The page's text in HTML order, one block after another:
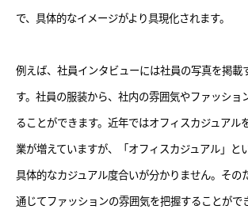
で、具体的なイメージがより具現化されます。
例えば、社員インタビューには社員の写真を掲載
す。社員の服装から、社内の雰囲気やファッショ
ることができます。近年ではオフィスカジュアル
業が増えていますが、「オフィスカジュアル」と
具体的なカジュアル度合いが分かりません。その
通じてファッションの雰囲気を把握することがで